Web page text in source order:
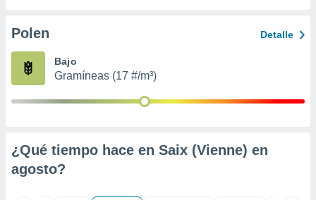
e
mediante
de
Polen Detalle
Bajo
Gramíneas (17 #/m³)
¿Qué tiempo hace en Saix (Vienne) en
agosto?